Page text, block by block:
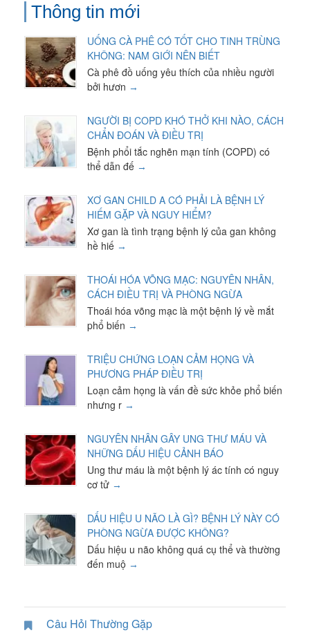
Thông tin mới
UỐNG CÀ PHÊ CÓ TỐT CHO TINH TRÙNG
KHÔNG: NAM GIỚI NÊN BIẾT
Cà phê đồ uống yêu thích của nhiều người
bởi hươn
NGƯỜI BỊ COPD KHÓ THỞ KHI NÀO, CÁCH
CHẨN ĐOÁN VÀ ĐIỀU TRỊ
Bệnh phổi tắc nghẽn mạn tính (COPD) có
thể dẫn đế
XƠ GAN CHILD A CÓ PHẢI LÀ BỆNH LÝ
HIẾM GẶP VÀ NGUY HIỂM?
Xơ gan là tình trạng bệnh lý của gan không
hề hiế
THOÁI HÓA VÕNG MẠC: NGUYÊN NHÂN,
CÁCH ĐIỀU TRỊ VÀ PHÒNG NGỪA
Thoái hóa võng mạc là một bệnh lý về mắt
phổ biến
TRIỆU CHỨNG LOẠN CẢM HỌNG VÀ
PHƯƠNG PHÁP ĐIỀU TRỊ
Loạn cảm họng là vấn đề sức khỏe phổ biến
nhưng r
NGUYÊN NHÂN GÂY UNG THƯ MÁU VÀ
NHỮNG DẤU HIỆU CẢNH BÁO
Ung thư máu là một bệnh lý ác tính có nguy
cơ tử
DẤU HIỆU U NÃO LÀ GÌ? BỆNH LÝ NÀY CÓ
PHÒNG NGỪA ĐƯỢC KHÔNG?
Dấu hiệu u não không quá cụ thể và thường
đến muộ
Câu Hỏi Thường Gặp